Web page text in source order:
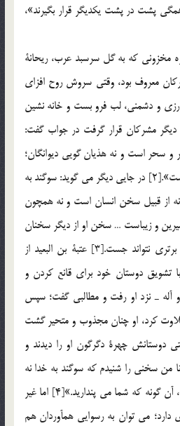
همگي پشت در پشت يكديگر قرار بگيرند»،
مخزوني كه به گل سرسبد عرب، ريحانة
معروف بود، وقتي سروش روح افزاي
ورزي و دشمني، لب فرو بست و خانه نشين
مشركان قرار گرفت در جواب گفت:
سحر است و نه هذيان گويي ديوانگان؛
بلكه اين گفته ها از كلام الهي است».[2] در جايي ديگر مي گويد: سوگند به
از قبيل سخن انسان است و نه همچون
و زيباست … سخن او از ديگر سخنان
برتر است و هيچ كلامي بر آن برتري نتواند جست.[3] عتبة بن البعيد از
تشويق دوستان خود براي قانع كردن و
و آله ـ نزد او رفت و مطالبي گفت؛ سپس
كرد، او چنان مجذوب و متحير گشت
چهرة دگرگون او را ديدند و
من سخني را شنيدم كه سوگند به خدا نه
شعر است و نه سحر و نه كهانت، آن گونه كه شما مي پنداريد.»[4] اما غير
دارد؛ مي توان به رسوايي همآوردان هم